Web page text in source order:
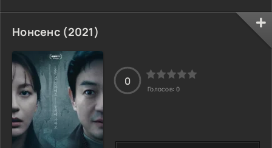
Нонсенс (2021)
0
Голосов: 0